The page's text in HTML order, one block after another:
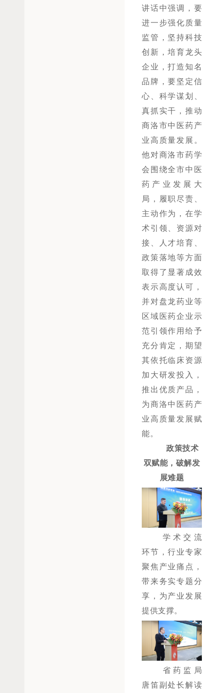
讲话中强调，要
进一步强化质量
监管 ， 坚持科技
创新，培育龙头
企业，打造知名
品牌，要坚定信
心、科学谋划、
真抓实干 ，推动
商洛市中医药产
业高质量发展。
他对商洛市药学
会 围绕全市中医
药产业发展大
局，履职尽责、
主动作为，在学
术引领、资源对
接、人才培育、
政策落地等方面
取得了显著成效
表示高度认可，
并对盘龙药业 等
区域医药企业 示
范引领作用给予
充分肯定 ， 期望
其依托临床资源
加大研发投入，
推出优质产品，
为商洛中医药产
业高质量发展赋
能。
政策技术
双赋能，破解发
展难题
学术交流
环节，行业专家
聚焦产业痛点，
带来务实专题分
享，为产业发展
提供支撑。
省药监局
唐笛副处长解读